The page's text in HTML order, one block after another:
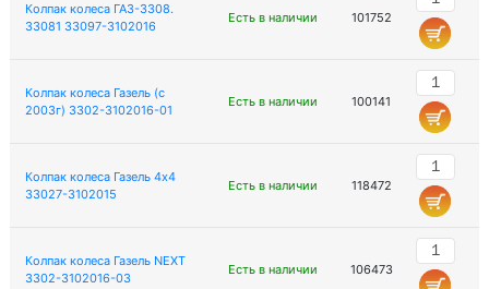
Колпак колеса ГАЗ-3308.
33081 33097-3102016
Есть в наличии 101752
Колпак колеса Газель (с
2003г) 3302-3102016-01
Есть в наличии 100141
Колпак колеса Газель 4х4
33027-3102015
Есть в наличии 118472
Колпак колеса Газель NEXT
3302-3102016-03
Есть в наличии 106473